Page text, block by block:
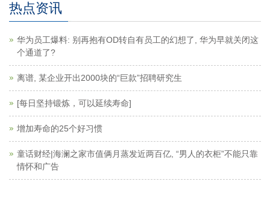
热点资讯
华为员工爆料: 别再抱有OD转自有员工的幻想了, 华为早就关闭这
个通道了?
离谱, 某企业开出2000块的“巨款”招聘研究生
​[每日坚持锻炼，可以延续寿命]
增加寿命的25个好习惯
童话财经|海澜之家市值俩月蒸发近两百亿, “男人的衣柜”不能只靠
情怀和广告